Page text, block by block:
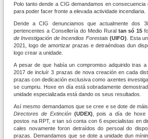
Polo tanto dende a CIG demandamos en consecuencia
para poder facer fronte a elevada actividade incendiaria.
Dende a CIG denunciamos que actualmente dos
pertencentes a Consellería do Medio Rural tan só 15
de Investigación de Incendios Forestais (UIFO)
. Esta
2021, logo de amortizar prazas e detraéndoas dun
logo crear a unidade.
A pesar de que había un compromiso adquirido tras
2017 de incluír 3 prazas de nova creación en cada
prazas con dedicación exclusiva como axentes
se cumpriu. Hoxe en día está sobradamente
unidade especializada está dando os seus resultados.
Así mesmo demandamos que se cree e se dote de
Directores de Extinción (UDEX) , pois a día de hoxe
postos na RPT, e tan só conta con 6 especialistas en
cales novamente foron detraídos do persoal do
prazas. Demandamos que se dote a unidade dun